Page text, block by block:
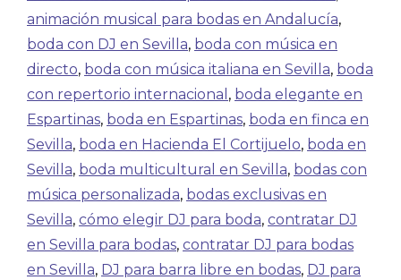
animación musical para bodas en Andalucía,
boda con DJ en Sevilla, boda con música en
directo, boda con música italiana en Sevilla, boda
con repertorio internacional , boda elegante en
Espartinas, boda en Espartinas, boda en finca en
Sevilla, boda en Hacienda El Cortijuelo, boda en
Sevilla, boda multicultural en Sevilla, bodas con
música personalizada, bodas exclusivas en
Sevilla, cómo elegir DJ para boda, contratar DJ
en Sevilla para bodas, contratar DJ para bodas
en Sevilla, DJ para barra libre en bodas, DJ para